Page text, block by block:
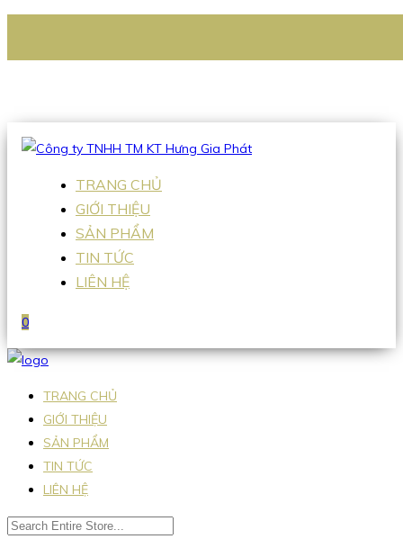
Hotline:0938 336 079
TRANG CHỦ
GIỚI THIỆU
SẢN PHẨM
TIN TỨC
LIÊN HỆ
0
TRANG CHỦ
GIỚI THIỆU
SẢN PHẨM
TIN TỨC
LIÊN HỆ